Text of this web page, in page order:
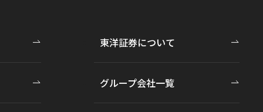
東洋証券について
グループ会社一覧